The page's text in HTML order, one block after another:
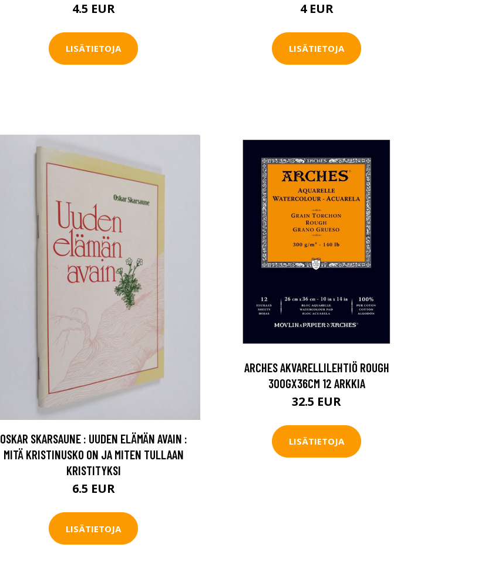
4.5 EUR
LISÄTIETOJA
4 EUR
LISÄTIETOJA
OSKAR SKARSAUNE : UUDEN ELÄMÄN AVAIN :
MITÄ KRISTINUSKO ON JA MITEN TULLAAN
KRISTITYKSI
6.5 EUR
LISÄTIETOJA
ARCHES AKVARELLILEHTIÖ ROUGH
300GX36CM 12 ARKKIA
32.5 EUR
LISÄTIETOJA